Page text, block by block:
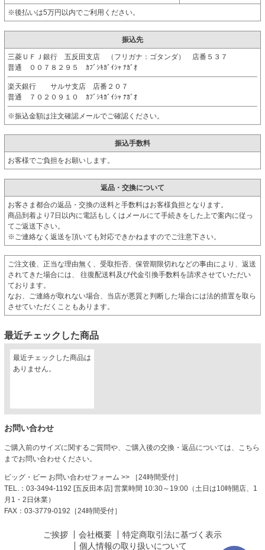
※後払いは5万円以内でご利用ください。
振込先
三菱ＵＦＪ銀行 五反田支店 （フリガナ：ゴタンダ） 店番５３７
普通 ００７８２９５ ｶﾌﾞｼｷｶﾞｲｼｬ ﾅｶﾞｵ
楽天銀行 サルサ支店 店番２０７
普通 ７０２０９１０ ｶﾌﾞｼｷｶﾞｲｼｬ ﾅｶﾞｵ
※振込金額は注文確認メールでご確認ください。
振込手数料
お客様でご負担をお願いします。
返品・交換について
お客さま都合の返品・交換の送料と手数料はお客様負担となります。
商品到着より7日以内に電話もしくはメールにて手続きをした上で案内に従っ
てご返送下さい。
※ご連絡なく返送を頂いても対応できかねますのでご注意下さい。
ご注文後、正当な理由無く、受取拒否、保管期限切れなどの事由により、返送
されてきた場合には、 往復配送料及び代金引換手数料を請求させていただい
ております。
なお、ご連絡が取れない場合、当店が悪質と判断した場合には法的措置を取ら
させていただくこともあります。
最近チェックした商品
最近チェックした商品は
ありません。
お問い合わせ
ご購入前のサイズに関するご質問や、ご購入後の交換・返品については、こちら
までお問い合わせください。
ビッグ・ビー お問い合わせフォーム >> ［24時間受付］
TEL.：03-3494-1192 [五反田本店] 営業時間 10:30～19:00（土日は10時開店、1
月1・2日休業）
FAX：03-3779-0192［24時間受付］
ご挨拶 会社概要
特定商取引法に基づく表示
個人情報の取り扱いについて